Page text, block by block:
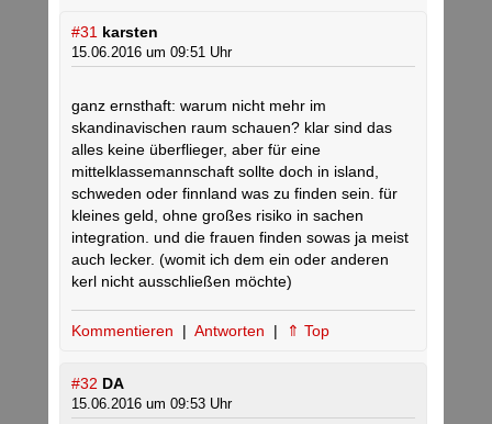
#31 karsten
15.06.2016 um 09:51 Uhr
ganz ernsthaft: warum nicht mehr im
skandinavischen raum schauen? klar sind das
alles keine überflieger, aber für eine
mittelklassemannschaft sollte doch in island,
schweden oder finnland was zu finden sein. für
kleines geld, ohne großes risiko in sachen
integration. und die frauen finden sowas ja meist
auch lecker. (womit ich dem ein oder anderen
kerl nicht ausschließen möchte)
Kommentieren | Antworten | ⇑ Top
#32 DA
15.06.2016 um 09:53 Uhr